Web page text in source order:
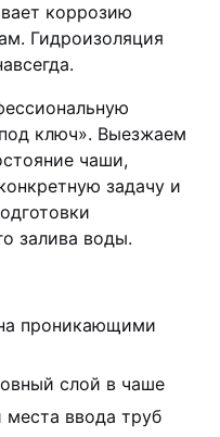
коррозию
Гидроизоляция
ключ». Выезжаем
чаши,
задачу и
залива воды.
проникающими
слой в чаше
ввода труб